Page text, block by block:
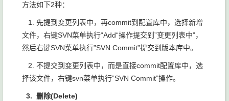
方法如下2种：
1. 先提到变更列表中，再commit到配置库中，选择新增
文件，右键SVN菜单执行“Add“操作提交到”变更列表中”，
然后右键SVN菜单执行”SVN Commit”提交到版本库中。
2. 不提交到变更列表中，而是直接commit配置库中，选
择该文件，右键svn菜单执行”SVN Commit”操作。
3. 删除(Delete)